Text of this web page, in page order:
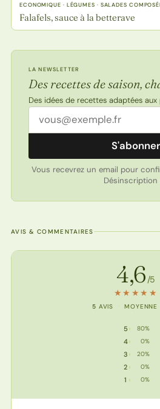
ECONOMIQUE · LÉGUMES · SALADES
Falafels, sauce à la betterave
LA NEWSLETTER
Des recettes de saison,
Des idées de recettes adaptées
Adresse email
S'abonner
Vous recevrez un email pour
Désinscription
AVIS & COMMENTAIRES
Note de la recette
4,6 /5
★ ★ ★ ★ ★
5 AVIS · MOYENNE
5
5 étoiles : 4
80%
4
4 étoile : 0
0%
3
3 étoile : 1
20%
2
2 étoile : 0
0%
11 étoile : 0
0%